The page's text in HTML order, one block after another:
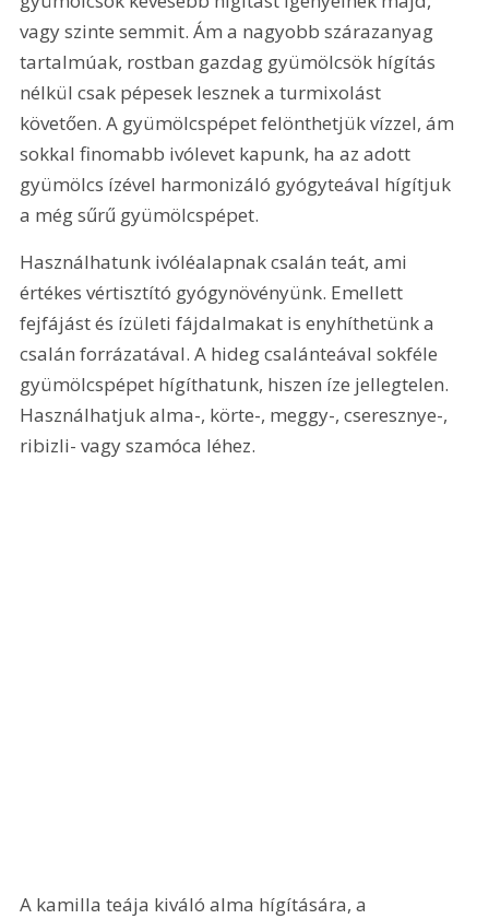
vagy szinte semmit. Ám a nagyobb szárazanyag
tartalmúak, rostban gazdag gyümölcsök hígítás
nélkül csak pépesek lesznek a turmixolást
követően. A gyümölcspépet felönthetjük vízzel, ám
sokkal finomabb ivólevet kapunk, ha az adott
gyümölcs ízével harmonizáló gyógyteával hígítjuk
a még sűrű gyümölcspépet.
Használhatunk ivóléalapnak csalán teát, ami
értékes vértisztító gyógynövényünk. Emellett
fejfájást és ízületi fájdalmakat is enyhíthetünk a
csalán forrázatával. A hideg csalánteával sokféle
gyümölcspépet hígíthatunk, hiszen íze jellegtelen.
Használhatjuk alma-, körte-, meggy-, cseresznye-,
ribizli- vagy szamóca léhez.
A kamilla teája kiváló alma hígítására, a